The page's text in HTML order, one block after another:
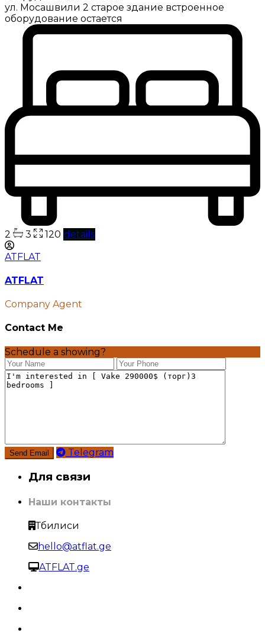
ул. Мосашвили 2 старое здание встроенное
оборудование остается
2 3 120 details
ATFLAT
ATFLAT
Company Agent
Contact Me
Schedule a showing?
Telegram
Для связи
Наши контакты
Тбилиси
hello@atflat.ge
ATFLAT.ge